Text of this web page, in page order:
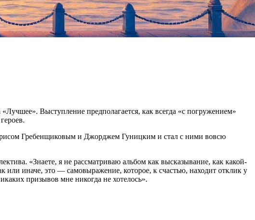
Выступление предполагается, как всегда «с погружением»
Гребенщиковым и Джорджем Гуницким и стал с ними вовсю
«Знаете, я не рассматриваю альбом как высказывание, как какой-
иначе, это — самовыражение, которое, к счастью, находит отклик у
призывов мне никогда не хотелось».